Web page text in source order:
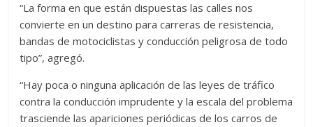
“La forma en que están dispuestas las calles nos
convierte en un destino para carreras de resistencia,
bandas de motociclistas y conducción peligrosa de todo
tipo”, agregó.
“Hay poca o ninguna aplicación de las leyes de tráfico
contra la conducción imprudente y la escala del problema
trasciende las apariciones periódicas de los carros de